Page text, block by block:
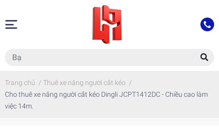
Trang chủ / Thuê xe nâng người cắt kéo /
Cho thuê xe nâng người cắt kéo Dingli JCPT1412DC - Chiều cao làm
việc 14m.